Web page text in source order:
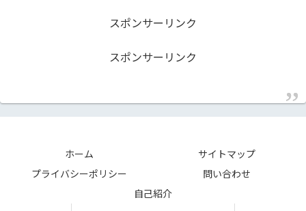
スポンサーリンク
スポンサーリンク
ホーム
サイトマップ
プライバシーポリシー
問い合わせ
自己紹介